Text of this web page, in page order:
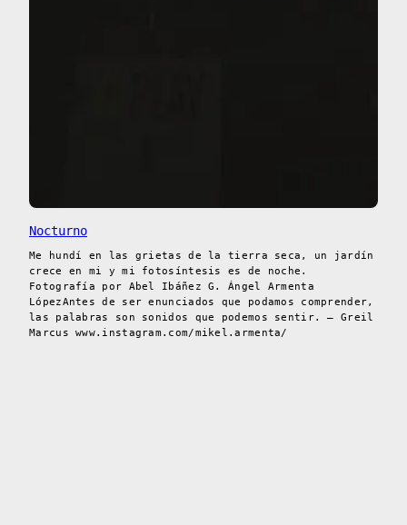
Nocturno
Me hundí en las grietas de la tierra seca, un jardín
crece en mi y mi fotosíntesis es de noche.
Fotografía por Abel Ibáñez G. Ángel Armenta
LópezAntes de ser enunciados que podamos comprender,
las palabras son sonidos que podemos sentir. – Greil
Marcus www.instagram.com/mikel.armenta/